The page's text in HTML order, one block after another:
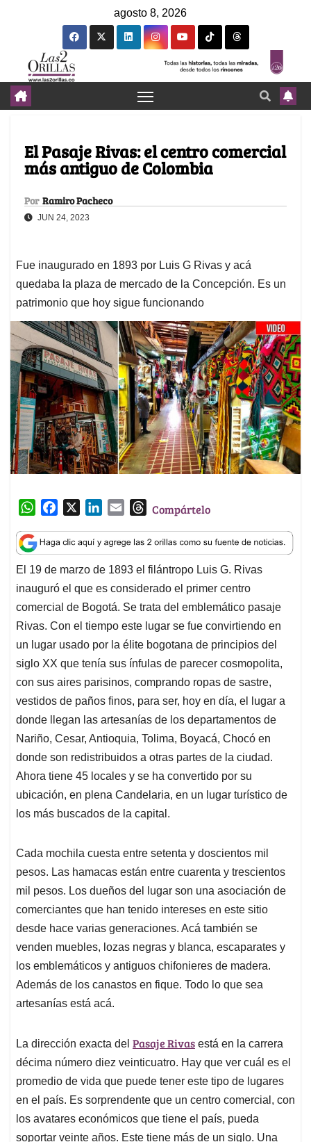
agosto 8, 2026
El Pasaje Rivas: el centro comercial
más antiguo de Colombia
Por Ramiro Pacheco
JUN 24, 2023
Fue inaugurado en 1893 por Luis G Rivas y acá
quedaba la plaza de mercado de la Concepción. Es un
patrimonio que hoy sigue funcionando
W
a
t
s
A
p
p
c
e
b
o
o
k
n
k
e
d
I
n
a
i
l
T
r
e
a
d
s
Compártelo
El 19 de marzo de 1893 el filántropo Luis G. Rivas
inauguró el que es considerado el primer centro
comercial de Bogotá. Se trata del emblemático pasaje
Rivas. Con el tiempo este lugar se fue convirtiendo en
un lugar usado por la élite bogotana de principios del
siglo XX que tenía sus ínfulas de parecer cosmopolita,
con sus aires parisinos, comprando ropas de sastre,
vestidos de paños finos, para ser, hoy en día, el lugar a
donde llegan las artesanías de los departamentos de
Nariño, Cesar, Antioquia, Tolima, Boyacá, Chocó en
donde son redistribuidos a otras partes de la ciudad.
Ahora tiene 45 locales y se ha convertido por su
ubicación, en plena Candelaria, en un lugar turístico de
los más buscados de la capital.
Cada mochila cuesta entre setenta y doscientos mil
pesos. Las hamacas están entre cuarenta y trescientos
mil pesos. Los dueños del lugar son una asociación de
comerciantes que han tenido intereses en este sitio
desde hace varias generaciones. Acá también se
venden muebles, lozas negras y blanca, escaparates y
los emblemáticos y antiguos chifonieres de madera.
Además de los canastos en fique. Todo lo que sea
artesanías está acá.
La dirección exacta del Pasaje Rivas está en la carrera
décima número diez veinticuatro. Hay que ver cuál es el
promedio de vida que puede tener este tipo de lugares
en el país. Es sorprendente que un centro comercial, con
los avatares económicos que tiene el país, pueda
soportar veinte años. Este tiene más de un siglo. Una